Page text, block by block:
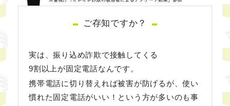
ご存知ですか？
実は、振り込め詐欺で接触してくる
9割以上が固定電話なんです。
携帯電話に切り替えれば被害が防げるが、使い
慣れた固定電話がいい！という方が多いのも事